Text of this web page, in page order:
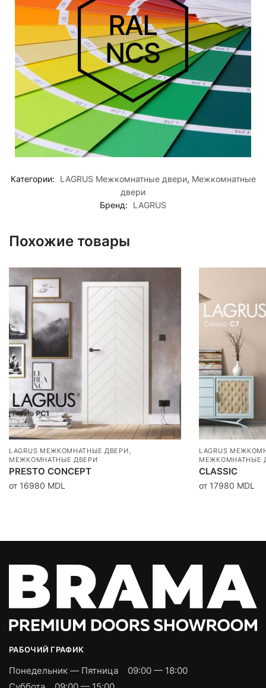
Категории: LAGRUS Межкомнатные двери, Межкомнатные
двери
Бренд:
LAGRUS
Похожие товары
LAGRUS МЕЖКОМНАТНЫЕ ДВЕРИ ,
МЕЖКОМНАТНЫЕ ДВЕРИ
PRESTO CONCEPT
от 16980 MDL
LAGRUS
МЕЖКОМНАТНЫЕ
CLASSIC
от 17980 MDL
РАБОЧИЙ ГРАФИК
Понедельник — Пятница 09:00 — 18:00